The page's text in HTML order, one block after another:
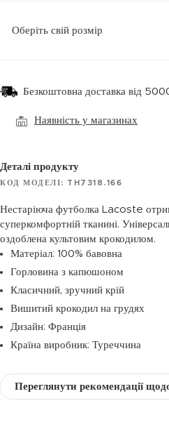
Оберіть свій розмір
Безкоштовна доставка від
Наявність у магазинах
Деталі продукту
КОД МОДЕЛІ: TH7318.166
Нестаріюча футболка Lacoste
суперкомфортній тканині.
оздоблена культовим крокодилом.
Матеріал: 100% бавовна
Горловина з капюшоном
Класичний, зручний крій
Вишитий крокодил на грудях
Дизайн: Франція
Країна виробник: Туреччина
Переглянути рекомендації